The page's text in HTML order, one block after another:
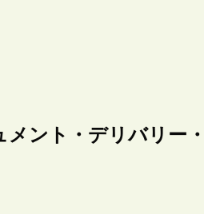
メント・デリバリー